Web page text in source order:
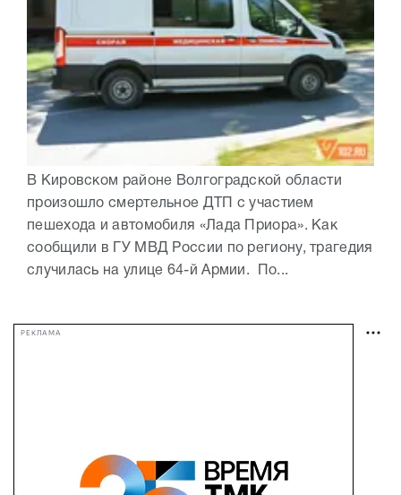
В Кировском районе Волгоградской области
произошло смертельное ДТП с участием
пешехода и автомобиля «Лада Приора». Как
сообщили в ГУ МВД России по региону, трагедия
случилась на улице 64-й Армии. По...
РЕКЛАМА